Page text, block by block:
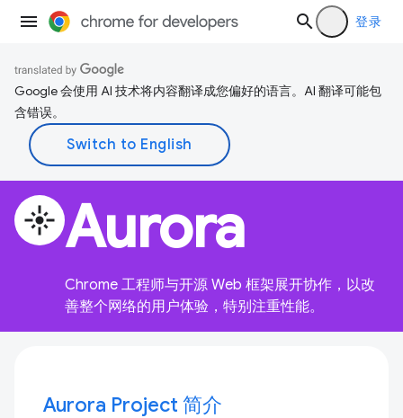
登录
Google 会使用 AI 技术将内容翻译成您偏好的语言。AI 翻译可能包
含错误。
flare Aurora
Chrome 工程师与开源 Web 框架展开协作，以改
善整个网络的用户体验，特别注重性能。
Aurora Project 简介